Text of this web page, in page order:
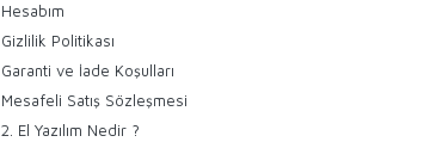
Hesabım
Gizlilik Politikası
Garanti ve İade Koşulları
Mesafeli Satış Sözleşmesi
2. El Yazılım Nedir ?